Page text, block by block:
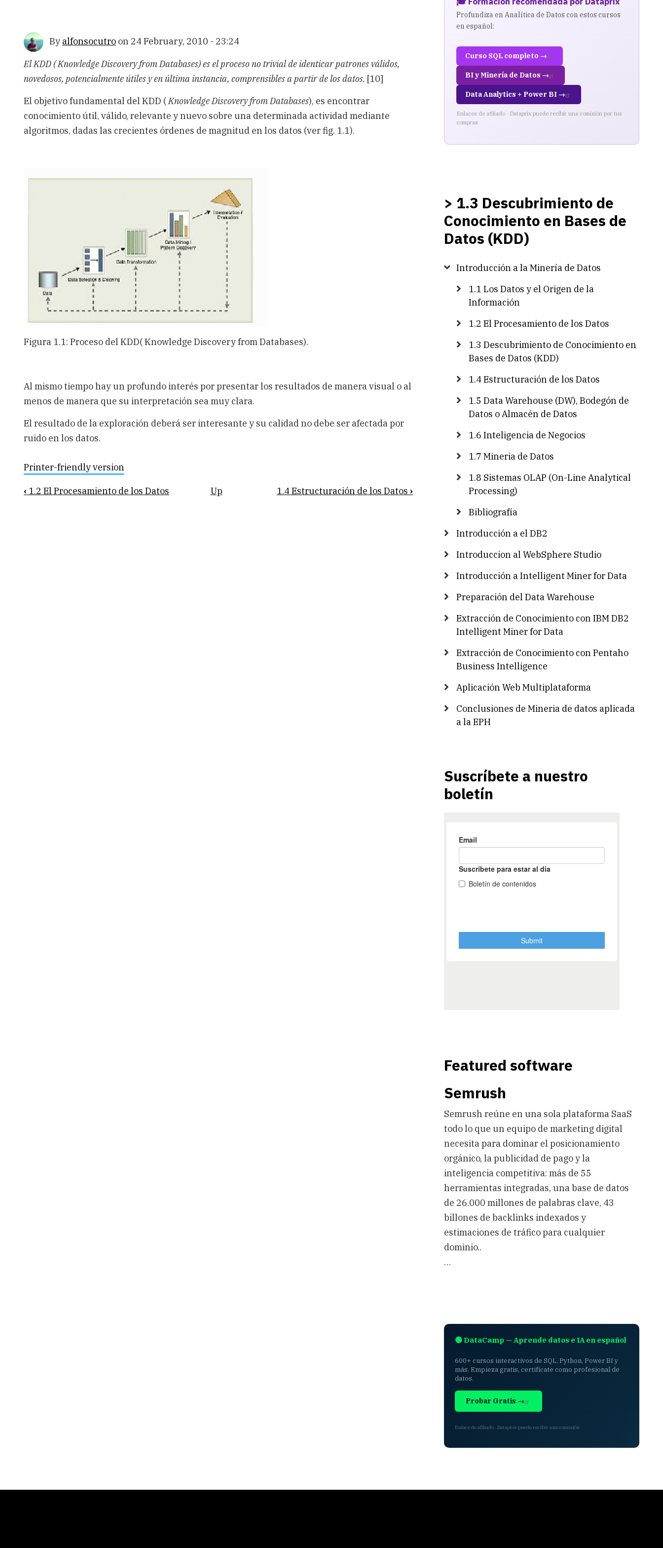
By alfonsocutro on 24 February, 2010 - 23:24
El KDD ( Knowledge Discovery from Databases) es el proceso no trivial de identicar patrones válidos,
novedosos, potencialmente útiles y en última instancia, comprensibles a partir de los datos. [10]
El objetivo fundamental del KDD (Knowledge Discovery from Databases), es encontrar
conocimiento útil, válido, relevante y nuevo sobre una determinada actividad mediante
algoritmos, dadas las crecientes órdenes de magnitud en los datos (ver fig. 1.1).
Figura 1.1: Proceso del KDD( Knowledge Discovery from Databases).
Al mismo tiempo hay un profundo interés por presentar los resultados de manera visual o al
menos de manera que su interpretación sea muy clara.
El resultado de la exploración deberá ser interesante y su calidad no debe ser afectada por
ruido en los datos.
Printer-friendly version
Book
‹ 1.2 El Procesamiento de los Datos Up 1.4 Estructuración de los Datos ›
Profundiza en Analítica de Datos con estos cursos
en español:
Curso SQL completo →
BI y Minería de Datos →
Data Analytics + Power BI →
Enlaces de afiliado · Dataprix puede recibir una comisión por tus
compras
> 1.3 Descubrimiento de
Conocimiento en Bases de
Datos (KDD)
Introducción a la Minería de Datos
1.1 Los Datos y el Origen de la
Información
1.2 El Procesamiento de los Datos
1.3 Descubrimiento de Conocimiento en
Bases de Datos (KDD)
1.4 Estructuración de los Datos
1.5 Data Warehouse (DW), Bodegón de
Datos o Almacén de Datos
1.6 Inteligencia de Negocios
1.7 Mineria de Datos
1.8 Sistemas OLAP (On-Line Analytical
Processing)
Bibliografía
Introducción a el DB2
Introduccion al WebSphere Studio
Introducción a Intelligent Miner for Data
Preparación del Data Warehouse
Extracción de Conocimiento con IBM DB2
Intelligent Miner for Data
Extracción de Conocimiento con Pentaho
Business Intelligence
Aplicación Web Multiplataforma
Conclusiones de Mineria de datos aplicada
a la EPH
Suscríbete a nuestro
boletín
Featured software
Semrush
Semrush reúne en una sola plataforma SaaS
todo lo que un equipo de marketing digital
necesita para dominar el posicionamiento
orgánico, la publicidad de pago y la
inteligencia competitiva: más de 55
herramientas integradas, una base de datos
de 26.000 millones de palabras clave, 43
billones de backlinks indexados y
estimaciones de tráfico para cualquier
dominio..
…
🟢 DataCamp — Aprende datos e IA en español
600+ cursos interactivos de SQL, Python, Power BI y
más. Empieza gratis, certifícate como profesional de
datos.
Probar Gratis →
Enlace de afiliado · Dataprix puede recibir una comisión